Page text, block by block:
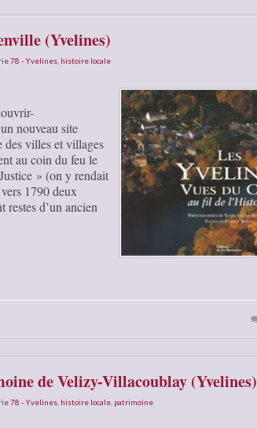
(Yvelines)
78 - Yvelines histoire locale
nouveau site
des villes et villages
au coin du feu le
» (on y rendait
1790 deux
restes d’un ancien
de Velizy-Villacoublay (Yvelines)
78 - Yvelines histoire locale patrimoine